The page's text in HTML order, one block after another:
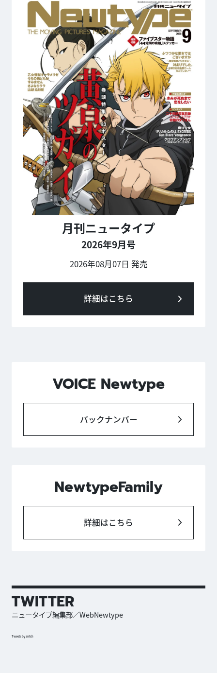
月刊ニュータイプ
2026年9月号
2026年08月07日 発売
詳細はこちら
VOICE Newtype
バックナンバー
NewtypeFamily
詳細はこちら
TWITTER
ニュータイプ編集部／WebNewtype
Tweets by antch